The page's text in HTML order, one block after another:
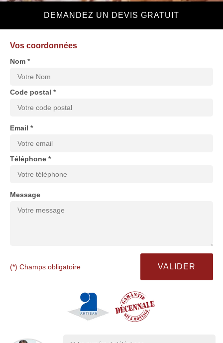
DEMANDEZ UN DEVIS GRATUIT
Vos coordonnées
Nom *
Code postal *
Email *
Téléphone *
Message
(*) Champs obligatoire